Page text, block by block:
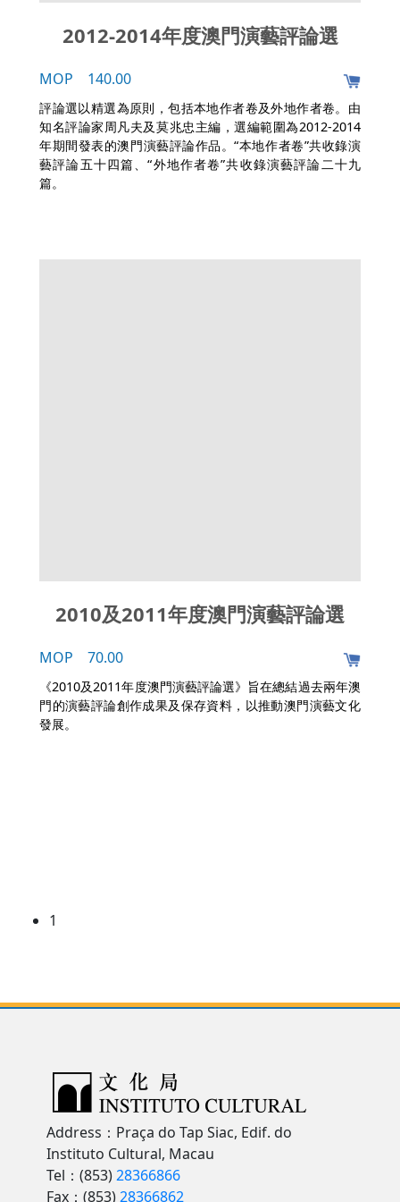
2012-2014年度澳門演藝評論選
MOP 140.00
評論選以精選為原則，包括本地作者卷及外地作者卷。由
知名評論家周凡夫及莫兆忠主編，選編範圍為2012-2014
年期間發表的澳門演藝評論作品。“本地作者卷”共收錄演
藝評論五十四篇、“外地作者卷”共收錄演藝評論二十九
篇。
2010及2011年度澳門演藝評論選
MOP 70.00
《2010及2011年度澳門演藝評論選》旨在總結過去兩年澳
門的演藝評論創作成果及保存資料，以推動澳門演藝文化
發展。
1
Address：Praça do Tap Siac, Edif. do
Instituto Cultural, Macau
Tel：(853)28366866
Fax：(853)28366862